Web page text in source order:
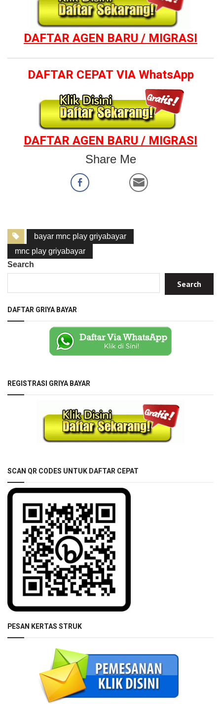
DAFTAR AGEN BARU / MIGRASI
DAFTAR CEPAT VIA WhatsApp
DAFTAR AGEN BARU / MIGRASI
Share Me
bayar mnc play griyabayar
mnc play griyabayar
Search
Search
DAFTAR GRIYA BAYAR
REGISTRASI GRIYA BAYAR
SCAN QR CODES UNTUK DAFTAR CEPAT
PESAN KERTAS STRUK